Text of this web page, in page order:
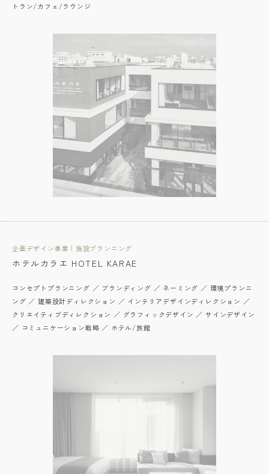
トラン/カフェ/ラウンジ
企画デザイン事業 | 施設プランニング
ホテルカラエ HOTEL KARAE
コンセプトプランニング ／ ブランディング ／ ネーミング ／ 環境プランニ
ング ／ 建築設計ディレクション ／ インテリアデザインディレクション ／
クリエイティブディレクション ／ グラフィックデザイン ／ サインデザイン
／ コミュニケーション戦略 ／ ホテル/旅館